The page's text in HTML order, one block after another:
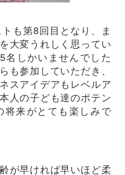
も第8回目となり、ま
大変うれしく思ってい
名しかいませんでした
も参加していただき、
スアイデアもレベルア
人の子ども達のポテン
将来がとても楽しみで
が早ければ早いほど柔